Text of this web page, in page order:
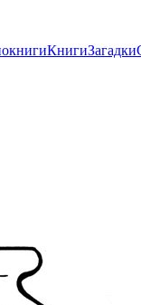
КнигиЗагадки